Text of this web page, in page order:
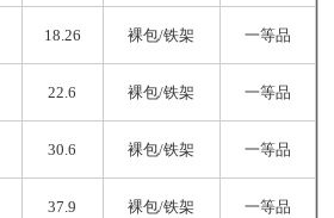
18.26 裸包/铁架 一等品
22.6 裸包/铁架 一等品
30.6 裸包/铁架 一等品
37.9 裸包/铁架 一等品